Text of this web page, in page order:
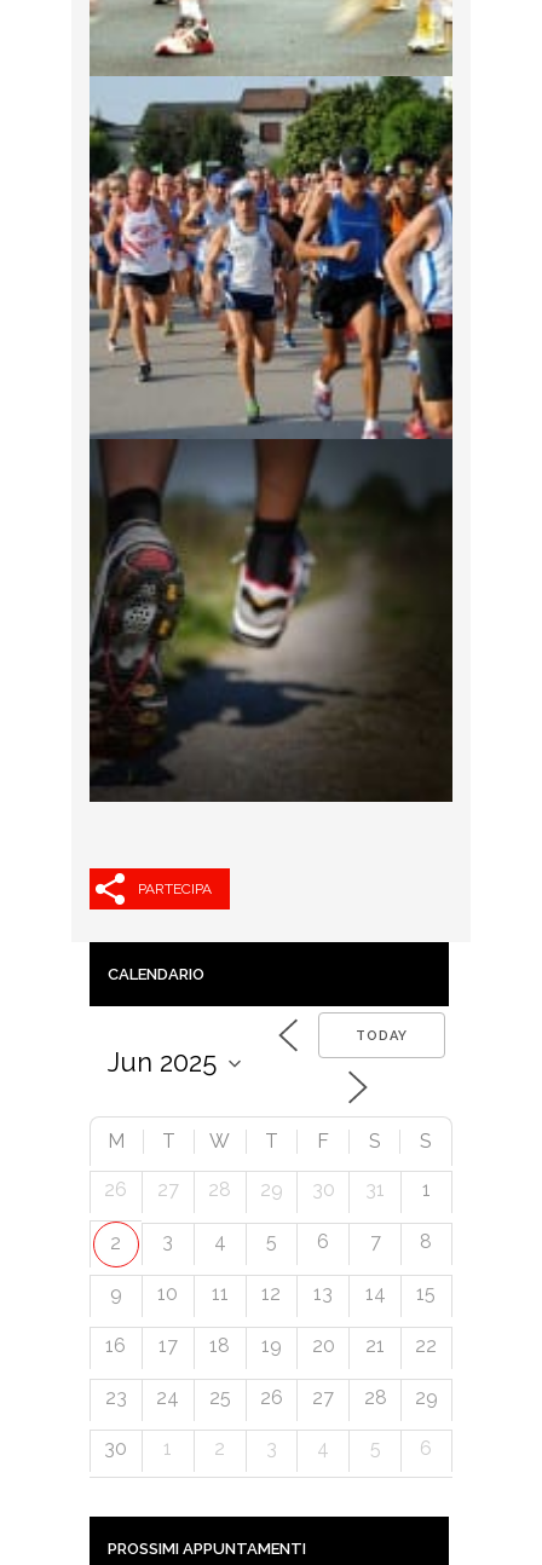
PARTECIPA
CALENDARIO
TODAY
M T W T F S S
26 27 28 29 30 31 1
2 3 4 5 6 7 8
9 10 11 12 13 14 15
16 17 18 19 20 21 22
23 24 25 26 27 28 29
30 1 2 3 4 5 6
PROSSIMI APPUNTAMENTI